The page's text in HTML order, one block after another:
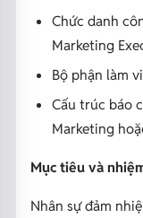
Chức danh
Marketing
Bộ phận làm
Cấu trúc báo
Marketing
Mục tiêu và
Nhân sự đảm